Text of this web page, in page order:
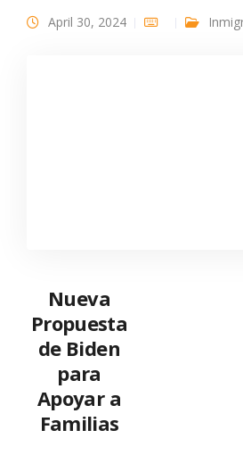
April 30, 2024
Nueva
Propuesta
de Biden
para
Apoyar a
Familias